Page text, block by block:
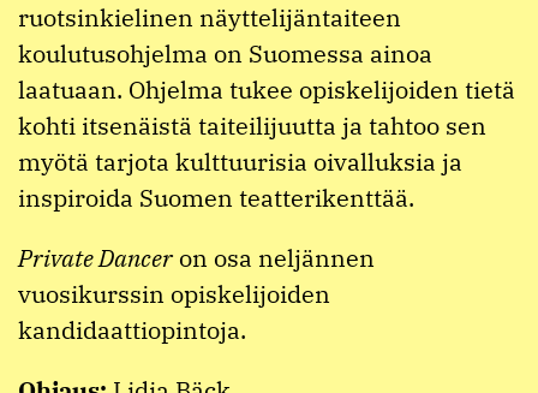
ruotsinkielinen näyttelijäntaiteen
koulutusohjelma on Suomessa ainoa
laatuaan. Ohjelma tukee opiskelijoiden tietä
kohti itsenäistä taiteilijuutta ja tahtoo sen
myötä tarjota kulttuurisia oivalluksia ja
inspiroida Suomen teatterikenttää.
Private Dancer on osa neljännen
vuosikurssin opiskelijoiden
kandidaattiopintoja.